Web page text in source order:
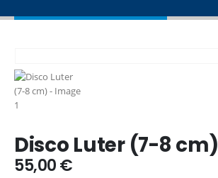
Disco Luter (7-8 cm)
55,00€